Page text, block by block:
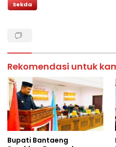
Sekda
Rekomendasi untuk
Bupati Bantaeng